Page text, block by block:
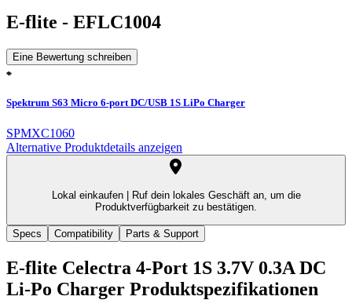
E-flite - EFLC1004
Eine Bewertung schreiben
Spektrum S63 Micro 6-port DC/USB 1S LiPo Charger
SPMXC1060
Alternative Produktdetails anzeigen
Lokal einkaufen |Ruf dein lokales Geschäft an, um die
Produktverfügbarkeit zu bestätigen.
Specs Compatibility Parts & Support
E-flite Celectra 4-Port 1S 3.7V 0.3A DC
Li-Po Charger Produktspezifikationen